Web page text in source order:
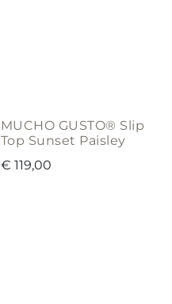
MUCHO GUSTO® Slip
Top Sunset Paisley
€ 119,00